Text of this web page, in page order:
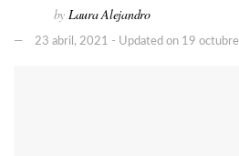
by Laura Alejandro
23 abril, 2021 - Updated on 19